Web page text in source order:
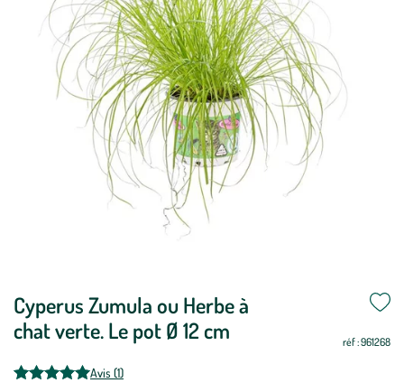
Cyperus Zumula ou Herbe à
chat verte. Le pot Ø 12 cm
réf : 961268
Avis (1)
Mettre
jour
Mettre
jour